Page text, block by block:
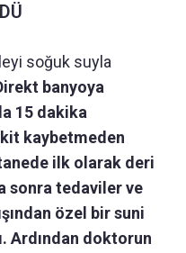
soğuk suyla
banyoya
15 dakika
kaybetmeden
ilk olarak deri
sonra tedaviler ve
özel bir suni
Ardından doktorun